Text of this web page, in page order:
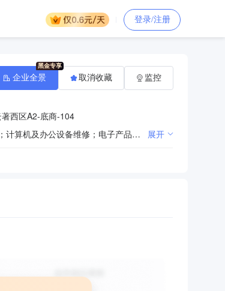
登录/注册
西区A2-底商-104
一般项目：办公用品销售；第二类医疗器械销售；办公设备销售；办公设备耗材销售；计算机软硬件及辅助设备零售；计算机及办公设备维修；电子产品销售；金属制品销售；家用电器零配件销售；家用电器销售；化妆品零售；卫生洁具销售；厨具卫具及日用杂品批发；卫生陶瓷制品销售；日用陶瓷制品销售；体育用品及器材零售；五金产品批发；五金产品零售；劳动保护用品销售；金属材料销售；建筑材料销售；机械设备销售；日用品批发；日用品销售；服装服饰零售；鞋帽零售；文具用品零售；工艺美术品及收藏品零售（象牙及其制品除外）；化工产品销售（不含许可类化工产品）；制冷、空调设备销售；风动和电动工具销售；电子专用设备销售；玻璃仪器销售；专用化学产品销售（不含危险化学品）；仪器仪表销售；消防器材销售；安防设备销售；机械零件、零部件销售；数字视频监控系统销售；家用电器安装服务；广告制作；广告设计、代理；打字复印；食品销售（仅销售预包装食品）；食品互联网销售（仅销售预包装食品）。（除依法须经批准的项目外，凭营业执照依法自主开展经营活动）许可项目：第二类增值电信业务；食品销售。（依法须经批准的项目，经相关部门批准后方可开展经营活动，具体经营项目以相关部门批准文件或许可证件为准） 展开
企业全景 取消收藏 监控